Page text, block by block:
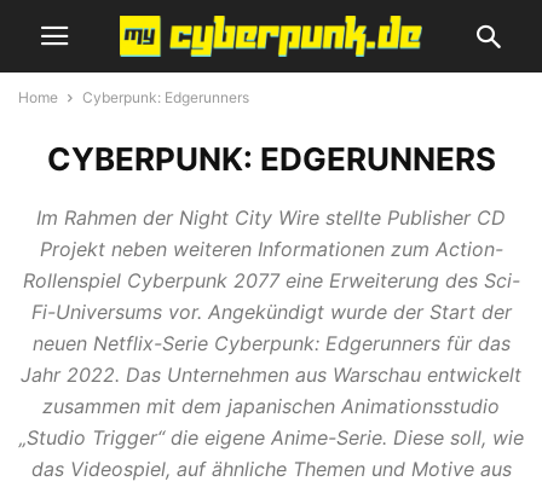
Home Cyberpunk: Edgerunners
CYBERPUNK: EDGERUNNERS
Im Rahmen der Night City Wire stellte Publisher CD
Projekt neben weiteren Informationen zum Action-
Rollenspiel Cyberpunk 2077 eine Erweiterung des Sci-
Fi-Universums vor. Angekündigt wurde der Start der
neuen Netflix-Serie Cyberpunk: Edgerunners für das
Jahr 2022. Das Unternehmen aus Warschau entwickelt
zusammen mit dem japanischen Animationsstudio
„Studio Trigger“ die eigene Anime-Serie. Diese soll, wie
das Videospiel, auf ähnliche Themen und Motive aus